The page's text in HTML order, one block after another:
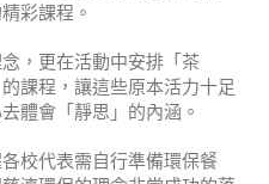
彩課程。
，更在活動中安排「茶
課程，讓這些原本活力十足
體會「靜思」的內涵。
校代表需自行準備環保餐